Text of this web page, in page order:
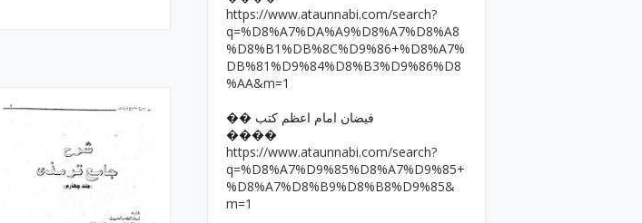
https://www.ataunnabi.com/search?
q=%D8%A7%DA%A9%D8%A7%D8%A8
%D8%B1%DB%8C%D9%86+%D8%A7%
DB%81%D9%84%D8%B3%D9%86%D8
%AA&m=1
�� فیضان امام اعظم کتب
����
https://www.ataunnabi.com/search?
q=%D8%A7%D9%85%D8%A7%D9%85+
%D8%A7%D8%B9%D8%B8%D9%85&
m=1